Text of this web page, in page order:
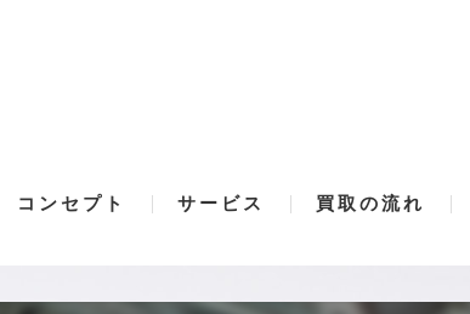
コンセプト サービス 買取の流れ